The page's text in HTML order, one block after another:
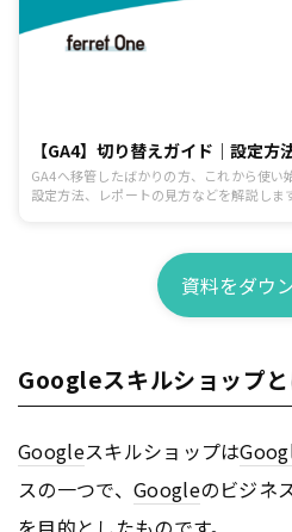
【GA4】切り替えガイド｜設定方
GA4へ移管したばかりの方、これから使い
設定方法、レポートの見方などを解説します
資料をダウ
Googleスキルショップ
Googleスキルショップは
スの一つで、 Googleのビジネ